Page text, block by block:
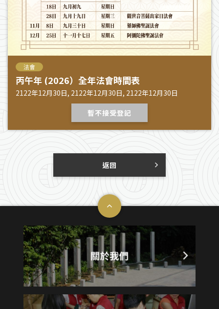
法會
丙午年 (2026）全年法會時間表
2122年12月30日, 2122年12月30日, 2122年12月30日
暫不接受登記
返回